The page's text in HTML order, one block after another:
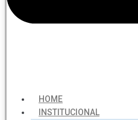
HOME
INSTITUCIONAL